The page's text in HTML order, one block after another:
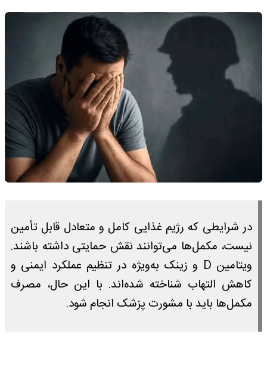
در شرایطی که رژیم غذایی کامل و متعادل قابل تأمین
نیست، مکمل‌ها می‌توانند نقش حمایتی داشته باشند.
ویتامین D و زینک به‌ویژه در تنظیم عملکرد ایمنی و
کاهش التهاب شناخته شده‌اند. با این حال، مصرف
مکمل‌ها باید با مشورت پزشک انجام شود.